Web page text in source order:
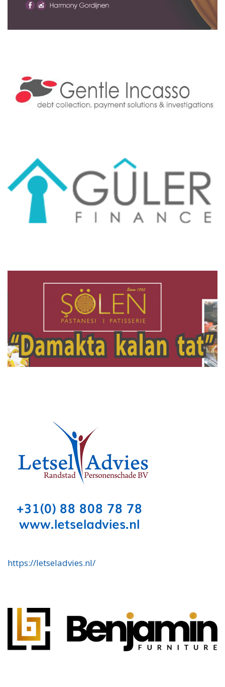
https://letseladvies.nl/